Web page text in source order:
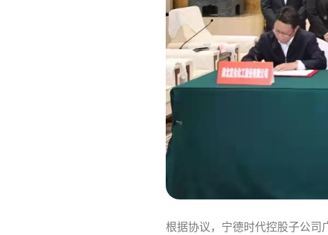
根据协议，宁德时代控股子公